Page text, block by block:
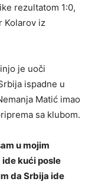
rezultatom 1:0,
Kolarov iz
je uoči
ispadne u
Matić imao
sa klubom.
u mojim
kući posle
da Srbija ide